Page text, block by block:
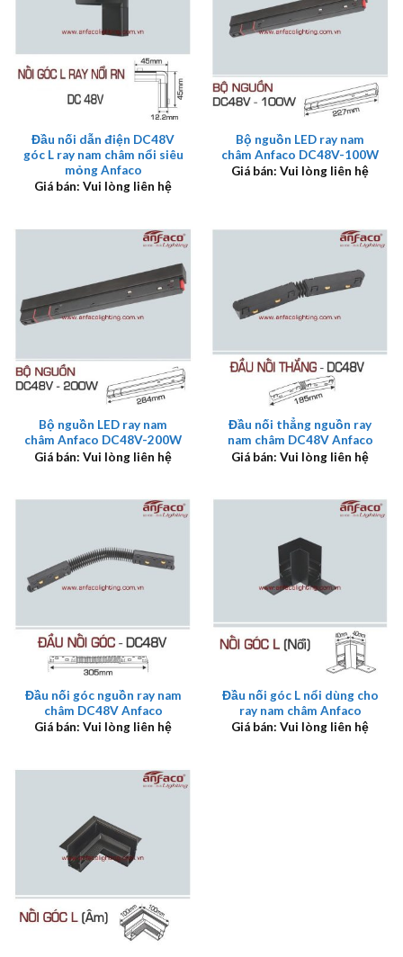
Đầu nối dẫn điện DC48V
góc L ray nam châm nổi siêu
mỏng Anfaco
Giá bán: Vui lòng liên hệ
Bộ nguồn LED ray nam
châm Anfaco DC48V-100W
Giá bán: Vui lòng liên hệ
Bộ nguồn LED ray nam
châm Anfaco DC48V-200W
Giá bán: Vui lòng liên hệ
Đầu nối thẳng nguồn ray
nam châm DC48V Anfaco
Giá bán: Vui lòng liên hệ
Đầu nối góc nguồn ray nam
châm DC48V Anfaco
Giá bán: Vui lòng liên hệ
Đầu nối góc L nổi dùng cho
ray nam châm Anfaco
Giá bán: Vui lòng liên hệ